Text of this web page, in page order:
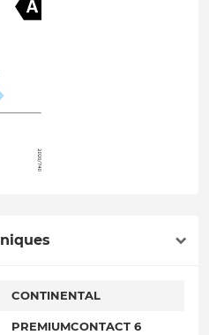
CONTINENTAL
PREMIUMCONTACT 6